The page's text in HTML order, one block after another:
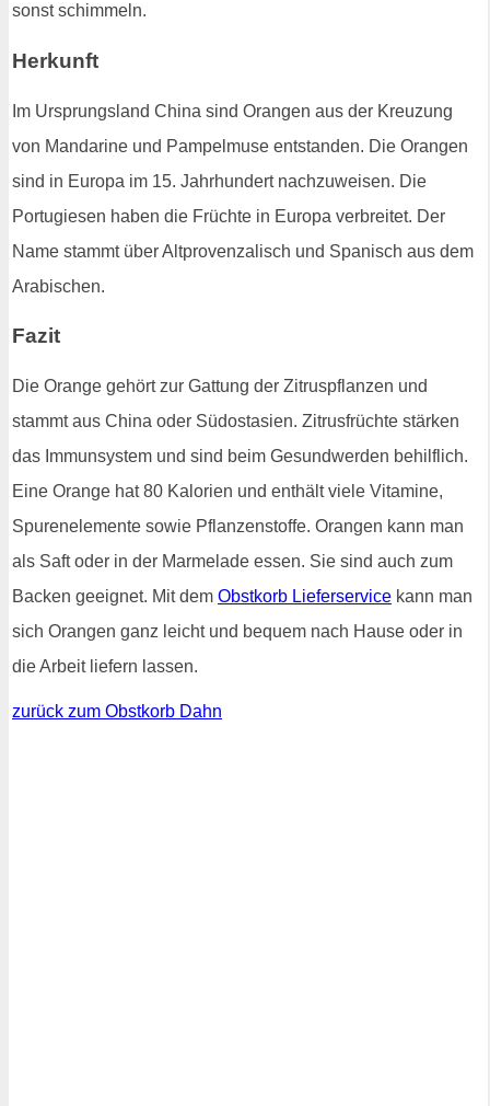
sonst schimmeln.
Herkunft
Im Ursprungsland China sind Orangen aus der Kreuzung
von Mandarine und Pampelmuse entstanden. Die Orangen
sind in Europa im 15. Jahrhundert nachzuweisen. Die
Portugiesen haben die Früchte in Europa verbreitet. Der
Name stammt über Altprovenzalisch und Spanisch aus dem
Arabischen.
Fazit
Die Orange gehört zur Gattung der Zitruspflanzen und
stammt aus China oder Südostasien. Zitrusfrüchte stärken
das Immunsystem und sind beim Gesundwerden behilflich.
Eine Orange hat 80 Kalorien und enthält viele Vitamine,
Spurenelemente sowie Pflanzenstoffe. Orangen kann man
als Saft oder in der Marmelade essen. Sie sind auch zum
Backen geeignet. Mit dem Obstkorb Lieferservice kann man
sich Orangen ganz leicht und bequem nach Hause oder in
die Arbeit liefern lassen.
zurück zum Obstkorb Dahn